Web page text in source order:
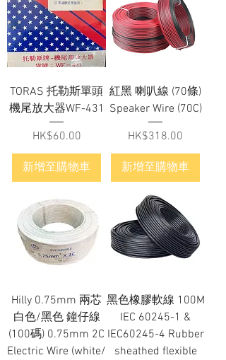
TORAS 托勒斯單頭
機尾放大器WF-431
價格
HK$60.00
新增至購物車
紅黑 喇叭線 (70條)
Speaker Wire (70C)
價格
HK$318.00
新增至購物車
Hilly 0.75mm 兩芯
白色/黑色 鐘仔線
(100碼) 0.75mm 2C
Electric Wire (white/
黑色橡膠軟線 100M
IEC 60245-1 &
IEC60245-4 Rubber
sheathed flexible